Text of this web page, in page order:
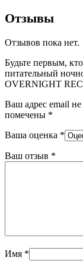
Отзывы
Отзывов пока нет.
Будьте первым,
питательный
OVERNIGHT
Ваш адрес email не
помечены *
Ваша оценка *
Ваш отзыв *
Имя *